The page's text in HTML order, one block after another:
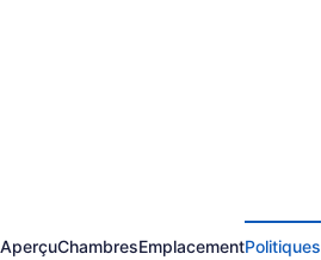
Aloft
AperçuChambresEmplacementPolitiques